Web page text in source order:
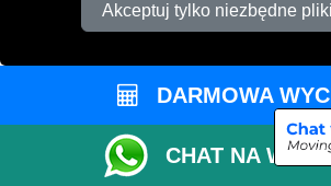
Akceptuj tylko niezbędne
PONIŻSZYCH WYNIKÓW
DARMOWA
CHAT NA